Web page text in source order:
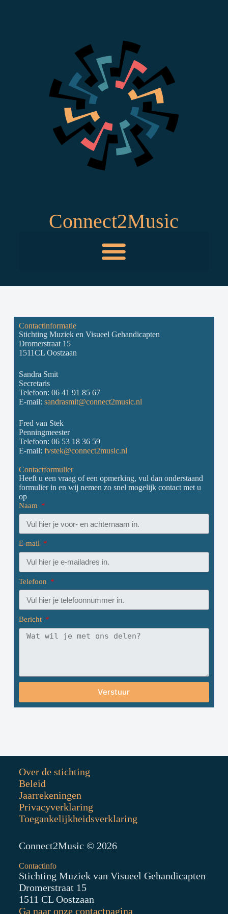
Connect2Music
Contactinformatie
Stichting Muziek en Visueel Gehandicapten
Dromerstraat 15
1511CL Oostzaan
Sandra Smit
Secretaris
Telefoon: 06 41 91 85 67
E-mail: sandrasmit@connect2music.nl
Fred van Stek
Penningmeester
Telefoon: 06 53 18 36 59
E-mail: fvstek@connect2music.nl
Contactformulier
Heeft u een vraag of een opmerking, vul dan onderstaand
formulier in en wij nemen zo snel mogelijk contact met u
op
Naam
E-mail
Telefoon
Bericht
Verstuur
A
t
i
v
e
Over de stichting
Beleid
Jaarrekeningen
Privacyverklaring
Toegankelijkheidsverklaring
Connect2Music © 2026
Contactinfo
Stichting Muziek van Visueel Gehandicapten
Dromerstraat 15
1511 CL Oostzaan
Ga naar onze contactpagina